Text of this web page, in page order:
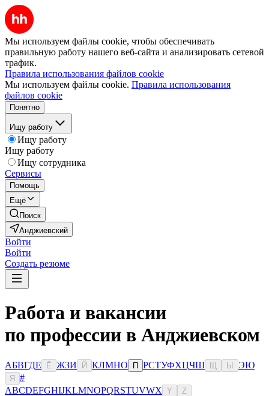
Мы используем файлы cookie, чтобы обеспечивать
правильную работу нашего веб-сайта и анализировать сетевой
трафик.
Правила использования файлов cookie
Мы используем файлы cookie. Правила использования
файлов cookie
Понятно
Ищу работу
Ищу работу
Ищу работу
Ищу сотрудника
Сервисы
Помощь
Ещё
Поиск
Анджиевский
Войти
Войти
Создать резюме
Работа и вакансии
по профессии в Анджиевском
АБВГДЕ Ё ЖЗИ Й КЛМНО П РСТУФХЦЧШ Ы ЭЮ
Я
#
ABCDEFGHIJKLMNOPQRSTUVWX Y Z